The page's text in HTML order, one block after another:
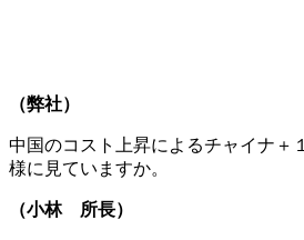
（弊社）
中国のコスト上昇によるチャイナ＋
様に見ていますか。
（小林 所長）